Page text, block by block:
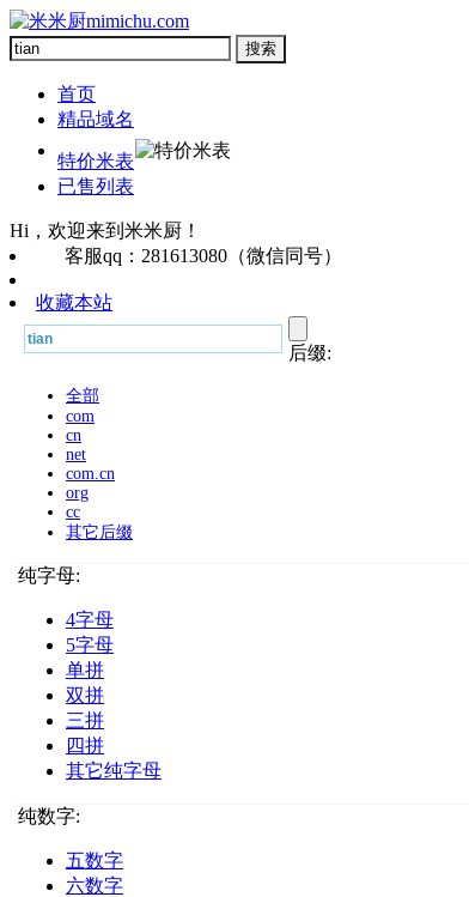
首页
精品域名
特价米表
已售列表
Hi，欢迎来到米米厨！
客服qq：281613080（微信同号）
收藏本站
后缀:
全部
com
cn
net
com.cn
org
cc
其它后缀
纯字母:
4字母
5字母
单拼
双拼
三拼
四拼
其它纯字母
纯数字:
五数字
六数字